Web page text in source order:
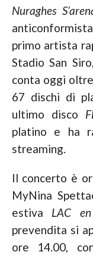
Nuraghes
primo artista
Stadio San
conta oggi
67 dischi di
ultimo disco
platino e ha
streaming.
Il concerto è
MyNina
estiva LAC
prevendita si
ore 14.00,